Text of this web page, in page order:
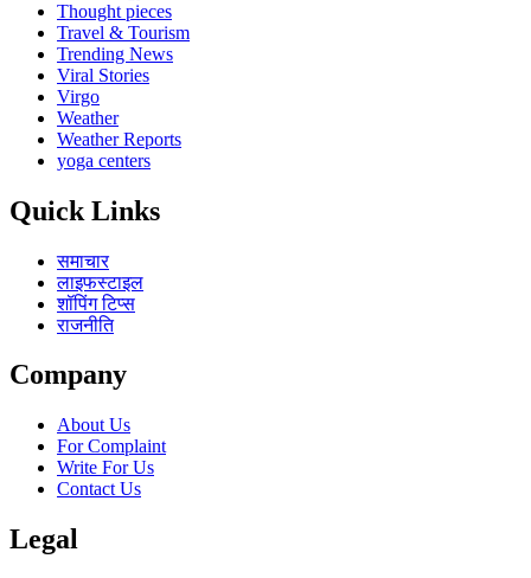
Thought pieces
Travel & Tourism
Trending News
Viral Stories
Virgo
Weather
Weather Reports
yoga centers
Quick Links
समाचार
लाइफस्टाइल
शॉपिंग टिप्स
राजनीति
Company
About Us
For Complaint
Write For Us
Contact Us
Legal